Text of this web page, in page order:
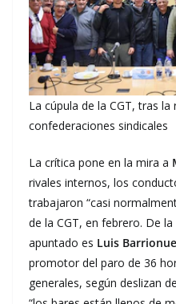
La cúpula de la CGT, tras
confederaciones sindicales
La crítica pone en la mira a
rivales internos, los
trabajaron “casi
de la CGT, en febrero. De
apuntado es Luis
promotor del paro de 36
generales, según deslizan